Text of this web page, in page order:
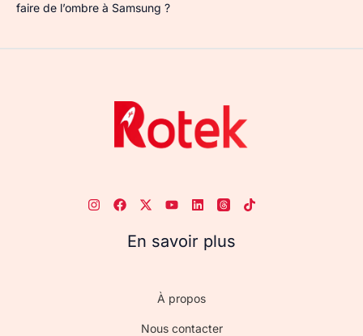
faire de l’ombre à Samsung ?
En savoir plus
À propos
Nous contacter